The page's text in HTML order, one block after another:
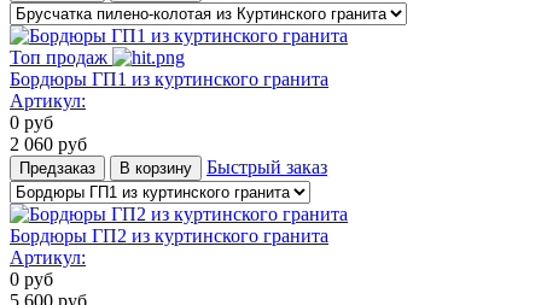
Топ продаж
Бордюры ГП1 из куртинского гранита
Артикул:
0 руб
2 060 руб
Предзаказ В корзину Быстрый заказ
Бордюры ГП2 из куртинского гранита
Артикул:
0 руб
5 600 руб